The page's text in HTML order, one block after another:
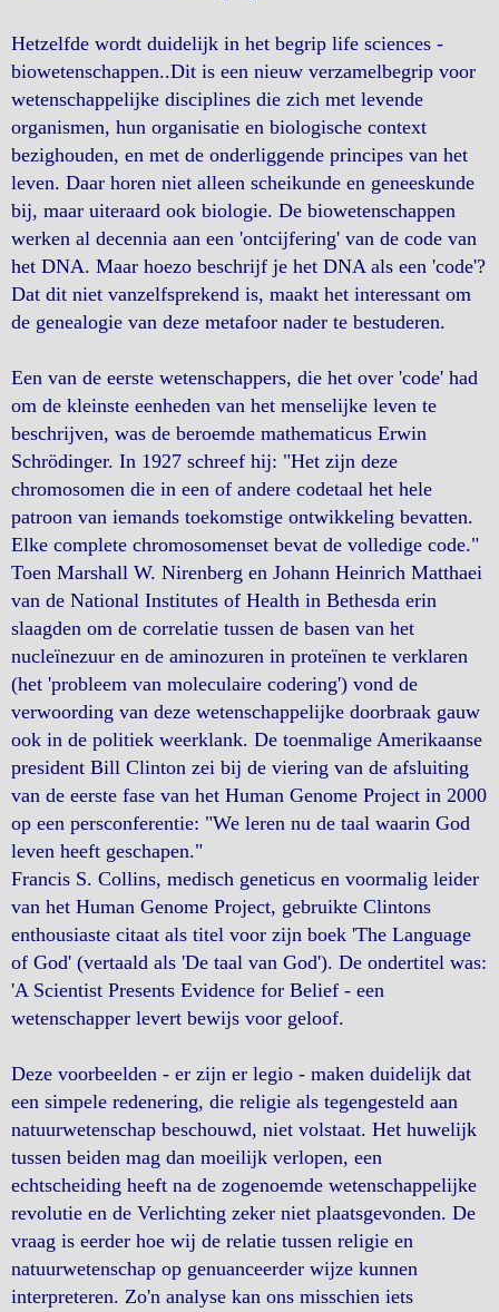
Hetzelfde wordt duidelijk in het begrip life sciences -
biowetenschappen..Dit is een nieuw verzamelbegrip voor
wetenschappelijke disciplines die zich met levende
organismen, hun organisatie en biologische context
bezighouden, en met de onderliggende principes van het
leven. Daar horen niet alleen scheikunde en geneeskunde
bij, maar uiteraard ook biologie. De biowetenschappen
werken al decennia aan een 'ontcijfering' van de code van
het DNA. Maar hoezo beschrijf je het DNA als een 'code'?
Dat dit niet vanzelfsprekend is, maakt het interessant om
de genealogie van deze metafoor nader te bestuderen.
Een van de eerste wetenschappers, die het over 'code' had
om de kleinste eenheden van het menselijke leven te
beschrijven, was de beroemde mathematicus Erwin
Schrödinger. In 1927 schreef hij: "Het zijn deze
chromosomen die in een of andere codetaal het hele
patroon van iemands toekomstige ontwikkeling bevatten.
Elke complete chromosomenset bevat de volledige code."
Toen Marshall W. Nirenberg en Johann Heinrich Matthaei
van de National Institutes of Health in Bethesda erin
slaagden om de correlatie tussen de basen van het
nucleïnezuur en de aminozuren in proteïnen te verklaren
(het 'probleem van moleculaire codering') vond de
verwoording van deze wetenschappelijke doorbraak gauw
ook in de politiek weerklank. De toenmalige Amerikaanse
president Bill Clinton zei bij de viering van de afsluiting
van de eerste fase van het Human Genome Project in 2000
op een persconferentie: "We leren nu de taal waarin God
leven heeft geschapen."
Francis S. Collins, medisch geneticus en voormalig leider
van het Human Genome Project, gebruikte Clintons
enthousiaste citaat als titel voor zijn boek 'The Language
of God' (vertaald als 'De taal van God'). De ondertitel was:
'A Scientist Presents Evidence for Belief - een
wetenschapper levert bewijs voor geloof.
Deze voorbeelden - er zijn er legio - maken duidelijk dat
een simpele redenering, die religie als tegengesteld aan
natuurwetenschap beschouwd, niet volstaat. Het huwelijk
tussen beiden mag dan moeilijk verlopen, een
echtscheiding heeft na de zogenoemde wetenschappelijke
revolutie en de Verlichting zeker niet plaatsgevonden. De
vraag is eerder hoe wij de relatie tussen religie en
natuurwetenschap op genuanceerder wijze kunnen
interpreteren. Zo'n analyse kan ons misschien iets